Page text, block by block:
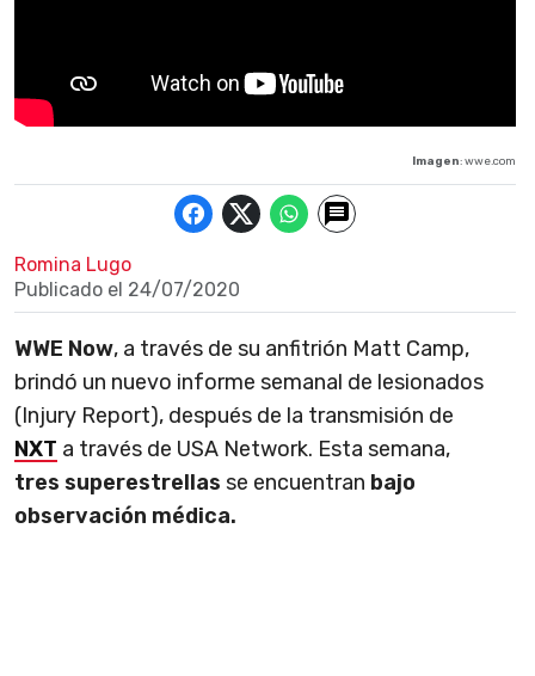
Imagen: wwe.com
Romina Lugo
Publicado el 24/07/2020
WWE Now, a través de su anfitrión Matt Camp,
brindó un nuevo informe semanal de lesionados
(Injury Report), después de la transmisión de
NXT a través de USA Network. Esta semana,
tres superestrellas se encuentran bajo
observación médica.